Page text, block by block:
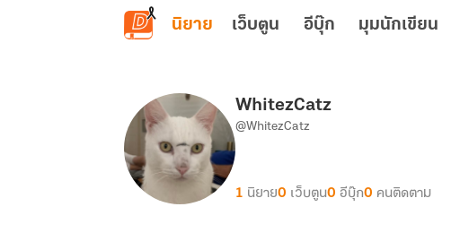
ข้ามไปยังเนื้อหาหลัก
นิยาย เว็บตูน อีบุ๊ก มุมนักเขียน
WhitezCatz
@WhitezCatz
1 นิยาย0 เว็บตูน0 อีบุ๊ก0 คนติดตาม